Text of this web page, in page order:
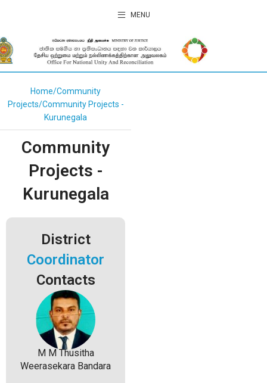
MENU
Home Community
Projects Community Projects -
Kurunegala
Community
Projects -
Kurunegala
District
Coordinator
Contacts
M M Thusitha
Weerasekara Bandara